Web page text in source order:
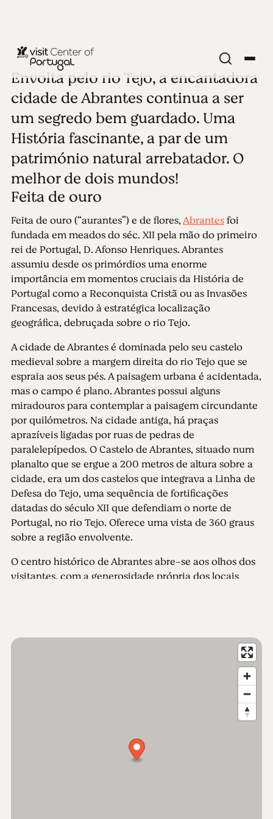
CIDADES DO INTERIOR
Abrantes
Ver todas as fotos
Envolta pelo rio Tejo, a encantadora
cidade de Abrantes continua a ser
um segredo bem guardado. Uma
História fascinante, a par de um
património natural arrebatador. O
melhor de dois mundos!
Feita de ouro
Feita de ouro (“aurantes”) e de flores,Abrantesfoi
fundada em meados do séc. XII pela mão do primeiro
rei de Portugal, D. Afonso Henriques. Abrantes
assumiu desde os primórdios uma enorme
importância em momentos cruciais da História de
Portugal como a Reconquista Cristã ou as Invasões
Francesas, devido à estratégica localização
geográfica, debruçada sobre o rio Tejo.
A cidade de Abrantes é dominada pelo seu castelo
medieval sobre a margem direita do rio Tejo que se
espraia aos seus pés. A paisagem urbana é acidentada,
mas o campo é plano. Abrantes possui alguns
miradouros para contemplar a paisagem circundante
por quilómetros. Na cidade antiga, há praças
aprazíveis ligadas por ruas de pedras de
paralelepípedos. O Castelo de Abrantes, situado num
planalto que se ergue a 200 metros de altura sobre a
cidade, era um dos castelos que integrava a Linha de
Defesa do Tejo, uma sequência de fortificações
datadas do século XII que defendiam o norte de
Portugal, no rio Tejo. Oferece uma vista de 360 graus
sobre a região envolvente.
O centro histórico de Abrantes abre-se aos olhos dos
visitantes, com a generosidade própria dos locais
Vicente, Misericórdia ou São João Baptista –
conventos e casas senhoriais, num colorido de
O Muse Ibérico de Arqueologia e Arte de Abrantes -
futuro. Alojado no Convento de S. Domingos do
século XVI, este edifício nobre da cidade foi renovado